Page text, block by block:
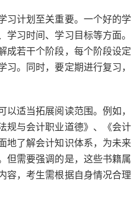
习计划至关重要。一个好的学
习时间、学习目标等方面。
成若干个阶段，每个阶段设定
。同时，要定期进行复习，
适当拓展阅读范围。例如，
规与会计职业道德》、《会计
地了解会计知识体系，为未来
但需要强调的是，这些书籍属
容，考生需根据自身情况合理